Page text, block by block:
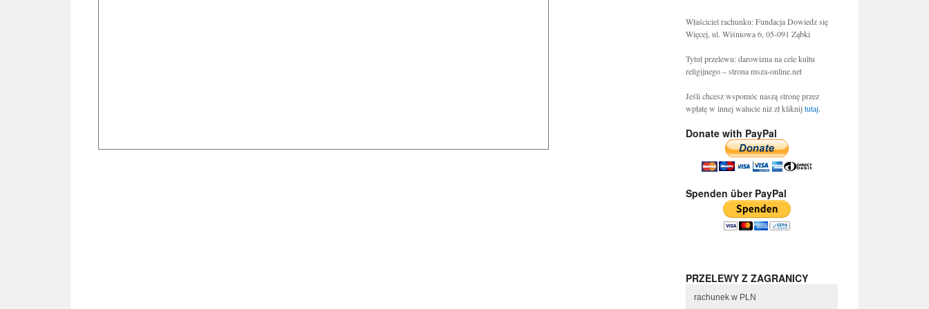
Właściciel rachunku: Fundacja Dowiedz się
Więcej, ul. Wiśniowa 6, 05-091 Ząbki
Tytuł przelewu: darowizna na cele kultu
religijnego – strona msza-online.net
Jeśli chcesz wspomóc naszą stronę przez
wpłatę w innej walucie niż zł kliknijtutaj.
Donate with PayPal
Spenden über PayPal
PRZELEWY Z ZAGRANICY
rachunek w PLN